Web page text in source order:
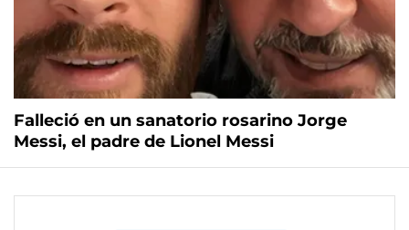
Falleció en un sanatorio rosarino Jorge
Messi, el padre de Lionel Messi